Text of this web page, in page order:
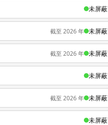
未屏蔽
截至 2026 年 未屏蔽
截至 2026 年 未屏蔽
未屏蔽
截至 2026 年 未屏蔽
未屏蔽